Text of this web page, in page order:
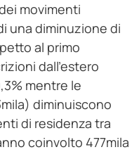
movimenti
una diminuzione di
al primo
dall’estero
mentre le
diminuiscono
di residenza tra
coinvolto 477mila